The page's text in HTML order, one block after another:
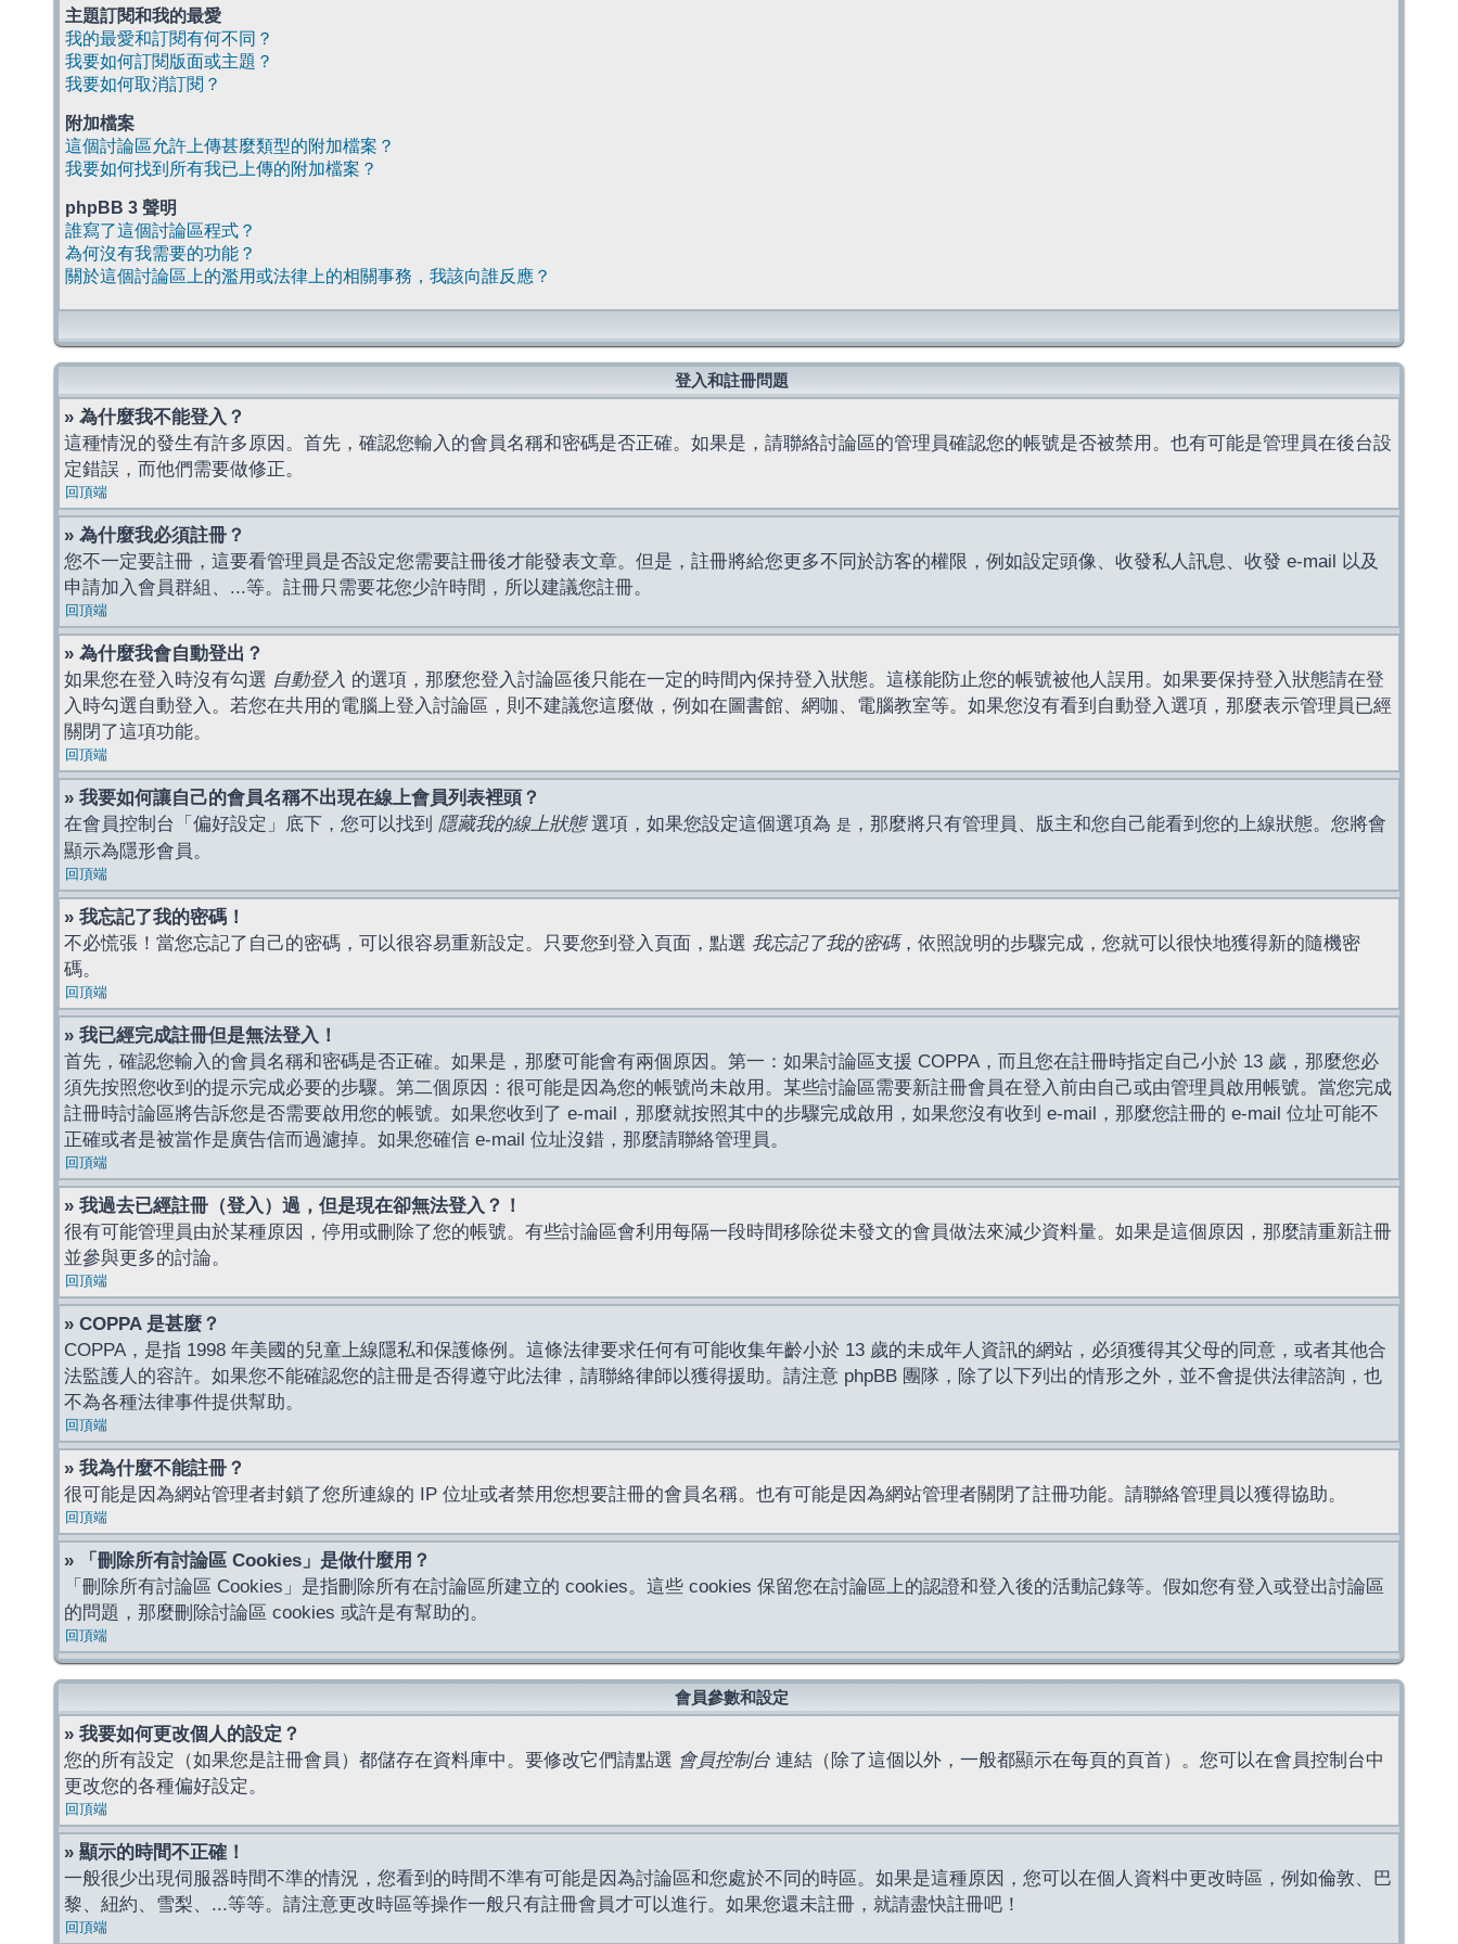
主題訂閱和我的最愛
我的最愛和訂閱有何不同？
我要如何訂閱版面或主題？
我要如何取消訂閱？
附加檔案
這個討論區允許上傳甚麼類型的附加檔案？
我要如何找到所有我已上傳的附加檔案？
phpBB 3 聲明
誰寫了這個討論區程式？
為何沒有我需要的功能？
關於這個討論區上的濫用或法律上的相關事務，我該向誰反應？
登入和註冊問題
» 為什麼我不能登入？
這種情況的發生有許多原因。首先，確認您輸入的會員名稱和密碼是否正確。如果是，請聯絡討論區的管理員確認您的帳號是否被禁用。也有可能是管理員在後台設
定錯誤，而他們需要做修正。
回頂端
» 為什麼我必須註冊？
您不一定要註冊，這要看管理員是否設定您需要註冊後才能發表文章。但是，註冊將給您更多不同於訪客的權限，例如設定頭像、收發私人訊息、收發 e-mail 以及
申請加入會員群組、...等。註冊只需要花您少許時間，所以建議您註冊。
回頂端
» 為什麼我會自動登出？
如果您在登入時沒有勾選 自動登入 的選項，那麼您登入討論區後只能在一定的時間內保持登入狀態。這樣能防止您的帳號被他人誤用。如果要保持登入狀態請在登
入時勾選自動登入。若您在共用的電腦上登入討論區，則不建議您這麼做，例如在圖書館、網咖、電腦教室等。如果您沒有看到自動登入選項，那麼表示管理員已經
關閉了這項功能。
回頂端
» 我要如何讓自己的會員名稱不出現在線上會員列表裡頭？
在會員控制台「偏好設定」底下，您可以找到 隱藏我的線上狀態選項，如果您設定這個選項為 是 ，那麼將只有管理員、版主和您自己能看到您的上線狀態。您將會
顯示為隱形會員。
回頂端
» 我忘記了我的密碼！
不必慌張！當您忘記了自己的密碼，可以很容易重新設定。只要您到登入頁面，點選 我忘記了我的密碼，依照說明的步驟完成，您就可以很快地獲得新的隨機密
碼。
回頂端
» 我已經完成註冊但是無法登入！
首先，確認您輸入的會員名稱和密碼是否正確。如果是，那麼可能會有兩個原因。第一：如果討論區支援 COPPA，而且您在註冊時指定自己小於 13 歲，那麼您必
須先按照您收到的提示完成必要的步驟。第二個原因：很可能是因為您的帳號尚未啟用。某些討論區需要新註冊會員在登入前由自己或由管理員啟用帳號。當您完成
註冊時討論區將告訴您是否需要啟用您的帳號。如果您收到了 e-mail，那麼就按照其中的步驟完成啟用，如果您沒有收到 e-mail，那麼您註冊的 e-mail 位址可能不
正確或者是被當作是廣告信而過濾掉。如果您確信 e-mail 位址沒錯，那麼請聯絡管理員。
回頂端
» 我過去已經註冊（登入）過，但是現在卻無法登入？！
很有可能管理員由於某種原因，停用或刪除了您的帳號。有些討論區會利用每隔一段時間移除從未發文的會員做法來減少資料量。如果是這個原因，那麼請重新註冊
並參與更多的討論。
回頂端
» COPPA 是甚麼？
COPPA，是指 1998 年美國的兒童上線隱私和保護條例。這條法律要求任何有可能收集年齡小於 13 歲的未成年人資訊的網站，必須獲得其父母的同意，或者其他合
法監護人的容許。如果您不能確認您的註冊是否得遵守此法律，請聯絡律師以獲得援助。請注意 phpBB 團隊，除了以下列出的情形之外，並不會提供法律諮詢，也
不為各種法律事件提供幫助。
回頂端
» 我為什麼不能註冊？
很可能是因為網站管理者封鎖了您所連線的 IP 位址或者禁用您想要註冊的會員名稱。也有可能是因為網站管理者關閉了註冊功能。請聯絡管理員以獲得協助。
回頂端
» 「刪除所有討論區 Cookies」是做什麼用？
「刪除所有討論區 Cookies」是指刪除所有在討論區所建立的 cookies。這些 cookies 保留您在討論區上的認證和登入後的活動記錄等。假如您有登入或登出討論區
的問題，那麼刪除討論區 cookies 或許是有幫助的。
回頂端
會員參數和設定
» 我要如何更改個人的設定？
您的所有設定（如果您是註冊會員）都儲存在資料庫中。要修改它們請點選 會員控制台 連結（除了這個以外，一般都顯示在每頁的頁首）。您可以在會員控制台中
更改您的各種偏好設定。
回頂端
» 顯示的時間不正確！
一般很少出現伺服器時間不準的情況，您看到的時間不準有可能是因為討論區和您處於不同的時區。如果是這種原因，您可以在個人資料中更改時區，例如倫敦、巴
黎、紐約、雪梨、...等等。請注意更改時區等操作一般只有註冊會員才可以進行。如果您還未註冊，就請盡快註冊吧！
回頂端